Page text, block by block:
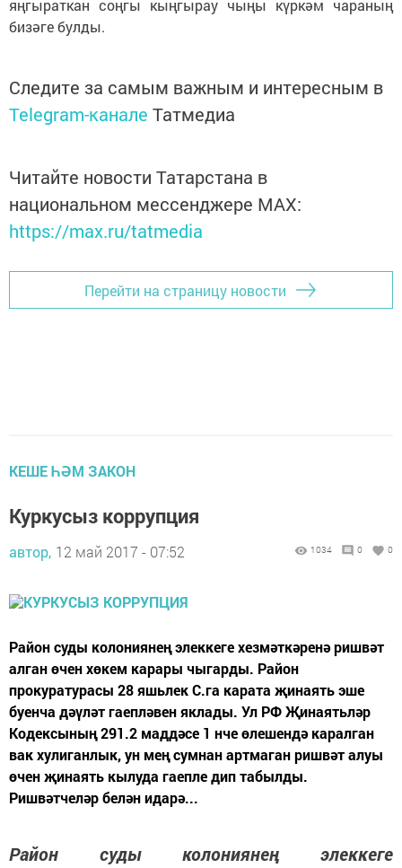
яңгыраткан соңгы кыңгырау чыңы күркәм чараның
бизәге булды.
Следите за самым важным и интересным в
Telegram-канале Татмедиа
Читайте новости Татарстана в
национальном мессенджере MАХ:
https://max.ru/tatmedia
Перейти на страницу новости
КЕШЕ ҺӘМ ЗАКОН
Куркусыз коррупция
автор, 12 май 2017 - 07:52 1034 0 0
Район суды колониянең элеккеге хезмәткәренә ришвәт
алган өчен хөкем карары чыгарды. Район
прокуратурасы 28 яшьлек С.га карата җинаять эше
буенча дәүләт гаепләвен яклады. Ул РФ Җинаятьләр
Кодексының 291.2 маддәсе 1 нче өлешендә каралган
вак хулиганлык, ун мең сумнан артмаган ришвәт алуы
өчен җинаять кылуда гаепле дип табылды.
Ришвәтчеләр белән идарә...
Район суды колониянең элеккеге